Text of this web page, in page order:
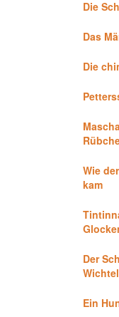
Die
Das
Die
Wie
kam
Der
Ein